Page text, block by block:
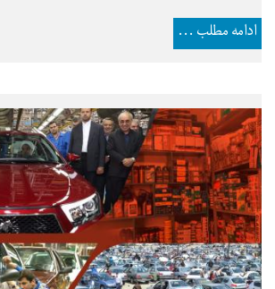
ادامه مطلب ...